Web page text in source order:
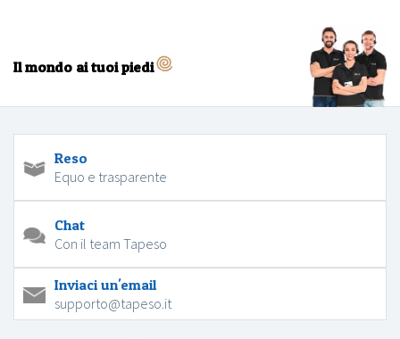
Il mondo ai tuoi piedi
Reso
Equo e trasparente
Chat
Con il team Tapeso
Inviaci un'email
supporto@tapeso.it